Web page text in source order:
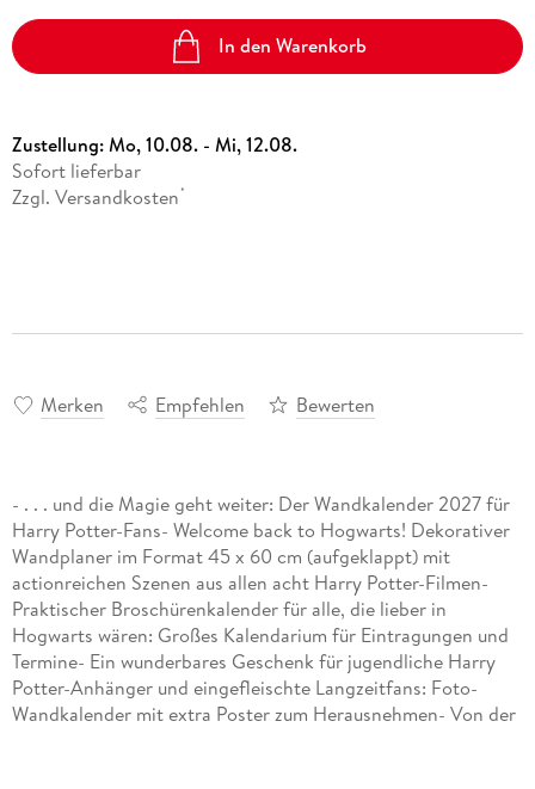
In den Warenkorb
Zustellung:Mo, 10.08. - Mi, 12.08.
Sofort lieferbar
Zzgl. Versandkosten *
Merken Empfehlen Bewerten
- . . . und die Magie geht weiter: Der Wandkalender 2027 für
Harry Potter-Fans- Welcome back to Hogwarts! Dekorativer
Wandplaner im Format 45 x 60 cm (aufgeklappt) mit
actionreichen Szenen aus allen acht Harry Potter-Filmen-
Praktischer Broschürenkalender für alle, die lieber in
Hogwarts wären: Großes Kalendarium für Eintragungen und
Termine- Ein wunderbares Geschenk für jugendliche Harry
Potter-Anhänger und eingefleischte Langzeitfans: Foto-
Wandkalender mit extra Poster zum Herausnehmen- Von der